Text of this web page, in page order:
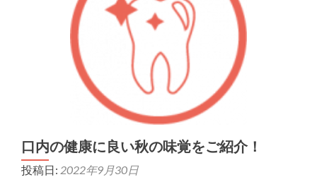
口内の健康に良い秋の味覚をご紹介！
投稿日: 2022年9月30日